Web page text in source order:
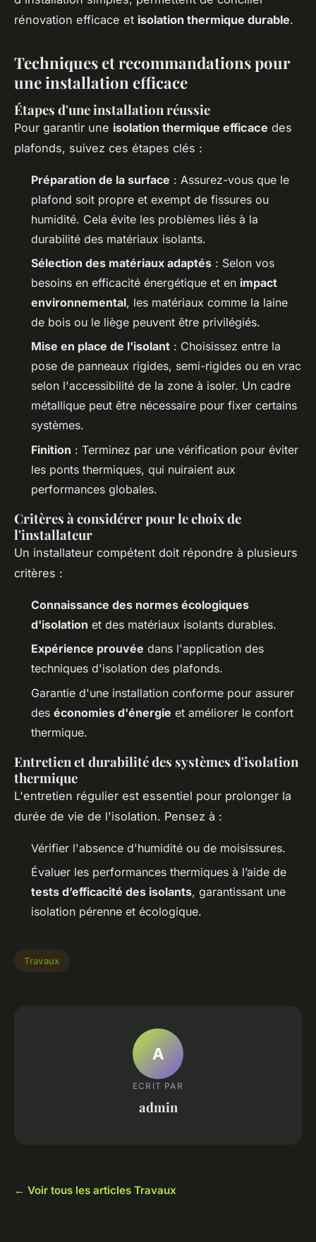
rénovation efficace et isolation thermique durable.
Techniques et recommandations pour
une installation efficace
Étapes d'une installation réussie
Pour garantir une isolation thermique efficace des
plafonds, suivez ces étapes clés :
Préparation de la surface : Assurez-vous que le
plafond soit propre et exempt de fissures ou
humidité. Cela évite les problèmes liés à la
durabilité des matériaux isolants.
Sélection des matériaux adaptés : Selon vos
besoins en efficacité énergétique et en impact
environnemental, les matériaux comme la laine
de bois ou le liège peuvent être privilégiés.
Mise en place de l'isolant : Choisissez entre la
pose de panneaux rigides, semi-rigides ou en vrac
selon l'accessibilité de la zone à isoler. Un cadre
métallique peut être nécessaire pour fixer certains
systèmes.
Finition : Terminez par une vérification pour éviter
les ponts thermiques, qui nuiraient aux
performances globales.
Critères à considérer pour le choix de
l'installateur
Un installateur compétent doit répondre à plusieurs
critères :
Connaissance des normes écologiques
d'isolation et des matériaux isolants durables.
Expérience prouvée dans l'application des
techniques d'isolation des plafonds.
Garantie d'une installation conforme pour assurer
des économies d'énergie et améliorer le confort
thermique.
Entretien et durabilité des systèmes d'isolation
thermique
L'entretien régulier est essentiel pour prolonger la
durée de vie de l'isolation. Pensez à :
Vérifier l'absence d'humidité ou de moisissures.
Évaluer les performances thermiques à l’aide de
tests d’efficacité des isolants, garantissant une
isolation pérenne et écologique.
Travaux
A
ECRIT PAR
admin
← Voir tous les articles Travaux